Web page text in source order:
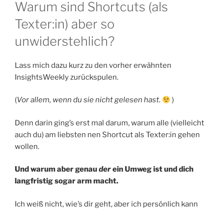
Warum sind Shortcuts (als
Texter:in) aber so
unwiderstehlich?
Lass mich dazu kurz zu den vorher erwähnten
InsightsWeekly zurückspulen.
(Vor allem, wenn du sie nicht gelesen hast. )
Denn darin ging’s erst mal darum, warum alle (vielleicht
auch du) am liebsten nen Shortcut als Texter:in gehen
wollen.
Und warum aber genauderein Umweg ist und dich
langfristig sogar arm macht.
Ich weiß nicht, wie’s dir geht, aber ich persönlich kann